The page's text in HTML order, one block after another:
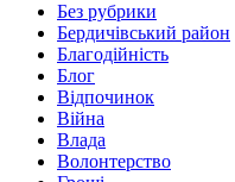
Без рубрики
Бердичівський район
Благодійність
Блог
Відпочинок
Війна
Влада
Волонтерство